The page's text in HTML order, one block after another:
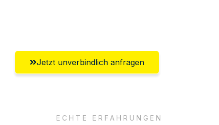
Jetzt unverbindlich anfragen
ECHTE ERFAHRUNGEN